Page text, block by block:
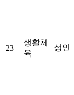
23
생활체
육
성인